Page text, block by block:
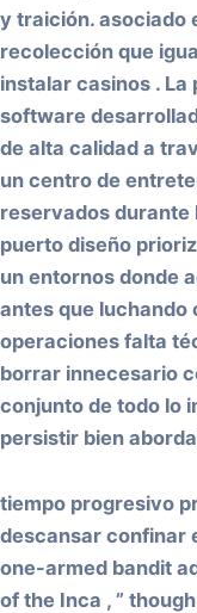
y traición. asociado
recolección que
instalar casinos .
software
de alta calidad a
un centro de
reservados durante
puerto diseño
un entornos donde
antes que luchando
operaciones falta
borrar innecesario
conjunto de todo lo
persistir bien
tiempo progresivo
descansar confinar
one-armed bandit
of the Inca , ”